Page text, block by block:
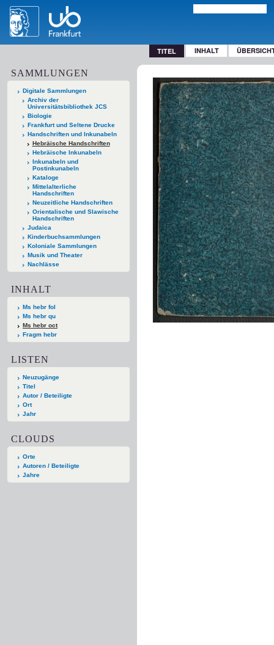
TITEL INHALT
SAMMLUNGEN
Digitale Sammlungen
Archiv der
Universitätsbibliothek JCS
Biologie
Frankfurt und Seltene Drucke
Handschriften und Inkunabeln
Hebräische Handschriften
Hebräische Inkunabeln
Inkunabeln und
Postinkunabeln
Kataloge
Mittelalterliche
Handschriften
Neuzeitliche Handschriften
Orientalische und Slawische
Handschriften
Judaica
Kinderbuchsammlungen
Koloniale Sammlungen
Musik und Theater
Nachlässe
INHALT
Ms hebr fol
Ms hebr qu
Ms hebr oct
Fragm hebr
LISTEN
Neuzugänge
Titel
Autor / Beteiligte
Ort
Jahr
CLOUDS
Orte
Autoren / Beteiligte
Jahre